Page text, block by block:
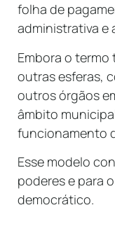
folha de
administrativa e
Embora o termo
outras esferas,
outros órgãos
âmbito
funcionamento
Esse modelo
poderes e para
democrático.